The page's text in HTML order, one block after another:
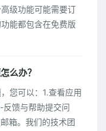
级功能可能需要订
能都包含在免费版
么办？
您可以：1.查看应用
馈与帮助提交问
箱。我们的技术团